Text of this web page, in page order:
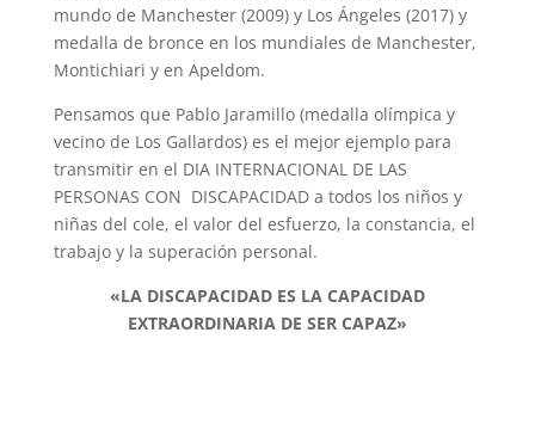
mundo de Manchester (2009) y Los Ángeles (2017) y
medalla de bronce en los mundiales de Manchester,
Montichiari y en Apeldom.
Pensamos que Pablo Jaramillo (medalla olímpica y
vecino de Los Gallardos) es el mejor ejemplo para
transmitir en el DIA INTERNACIONAL DE LAS
PERSONAS CON DISCAPACIDAD a todos los niños y
niñas del cole, el valor del esfuerzo, la constancia, el
trabajo y la superación personal.
«LA DISCAPACIDAD ES LA CAPACIDAD
EXTRAORDINARIA DE SER CAPAZ»